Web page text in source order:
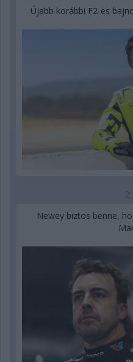
Újabb korábbi F2-es
2
Newey biztos benne,